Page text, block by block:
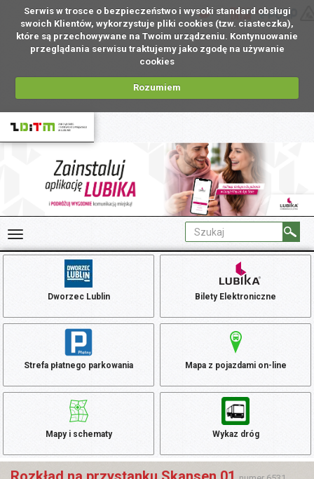
Serwis w trosce o bezpieczeństwo i wysoki standard obsługi
swoich Klientów, wykorzystuje pliki cookies (tzw. ciasteczka),
które są przechowywane na Twoim urządzeniu. Kontynuowanie
przeglądania serwisu traktujemy jako zgodę na używanie
cookies
Rozumiem
PL
Dworzec Lublin Bilety Elektroniczne
Strefa płatnego parkowania Mapa z pojazdami on-line
Mapy i schematy Wykaz dróg